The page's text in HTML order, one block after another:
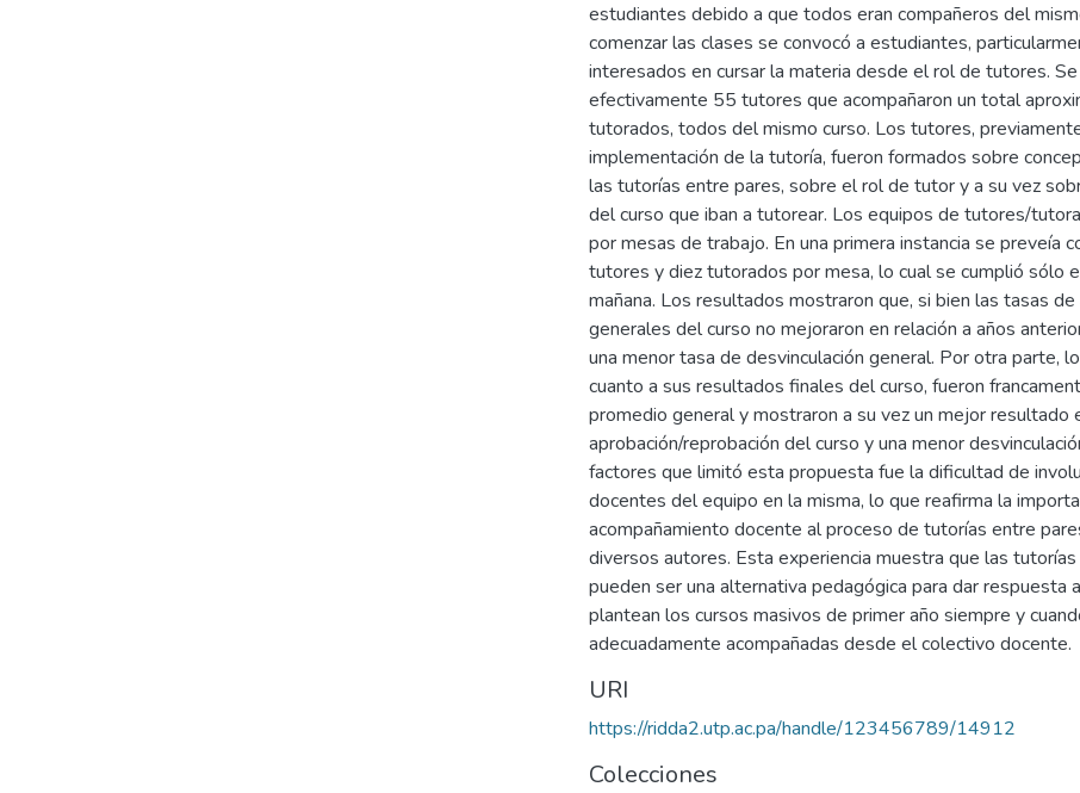
estudiantes debido a que todos eran compañeros del
comenzar las clases se convocó a estudiantes,
interesados en cursar la materia desde el rol de tutores. Se
efectivamente 55 tutores que acompañaron un total
tutorados, todos del mismo curso. Los tutores,
implementación de la tutoría, fueron formados sobre
las tutorías entre pares, sobre el rol de tutor y a su vez
del curso que iban a tutorear. Los equipos de tutores/
por mesas de trabajo. En una primera instancia se preveía
tutores y diez tutorados por mesa, lo cual se cumplió sólo
mañana. Los resultados mostraron que, si bien las tasas de
generales del curso no mejoraron en relación a años
una menor tasa de desvinculación general. Por otra parte,
cuanto a sus resultados finales del curso, fueron
promedio general y mostraron a su vez un mejor resultado
aprobación/reprobación del curso y una menor
factores que limitó esta propuesta fue la dificultad de
docentes del equipo en la misma, lo que reafirma la
acompañamiento docente al proceso de tutorías entre
diversos autores. Esta experiencia muestra que las
pueden ser una alternativa pedagógica para dar respuesta
plantean los cursos masivos de primer año siempre y
adecuadamente acompañadas desde el colectivo docente.
URI
https://ridda2.utp.ac.pa/handle/123456789/14912
Colecciones